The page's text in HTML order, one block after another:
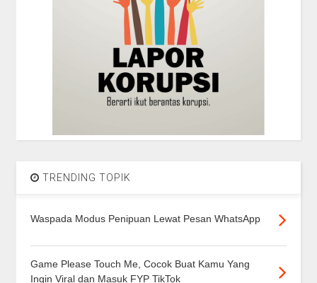
TRENDING TOPIK
Waspada Modus Penipuan Lewat Pesan WhatsApp
Game Please Touch Me, Cocok Buat Kamu Yang
Ingin Viral dan Masuk FYP TikTok